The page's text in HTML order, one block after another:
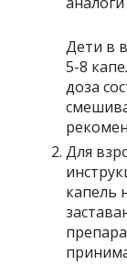
Дети в
5-8
доза
Для
капель